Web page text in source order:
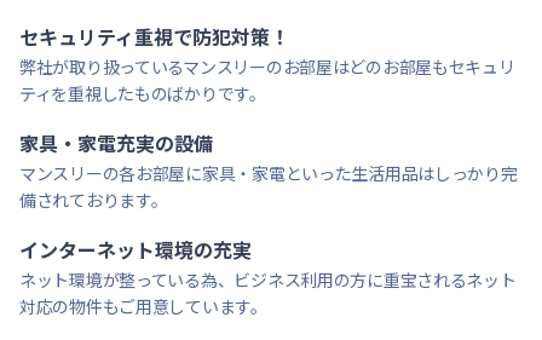
セキュリティ重視で防犯対策！
弊社が取り扱っているマンスリーのお部屋はどのお部屋もセキュリ
ティを重視したものばかりです。
家具・家電充実の設備
マンスリーの各お部屋に家具・家電といった生活用品はしっかり完
備されております。
インターネット環境の充実
ネット環境が整っている為、ビジネス利用の方に重宝されるネット
対応の物件もご用意しています。